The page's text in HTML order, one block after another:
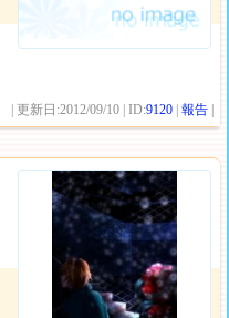
| 更新日:2012/09/10 | ID:9120 |報告